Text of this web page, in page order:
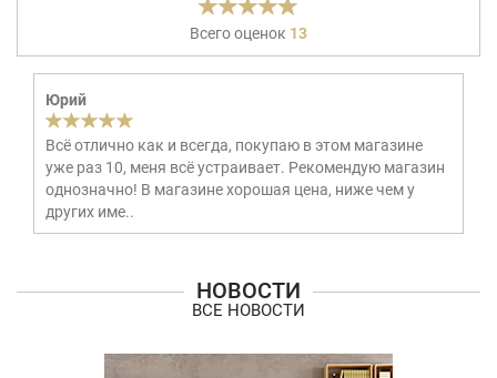
Всего оценок 13
Юрий
Всё отлично как и всегда, покупаю в этом магазине
уже раз 10, меня всё устраивает. Рекомендую магазин
однозначно! В магазине хорошая цена, ниже чем у
других име..
НОВОСТИ
ВСЕ НОВОСТИ